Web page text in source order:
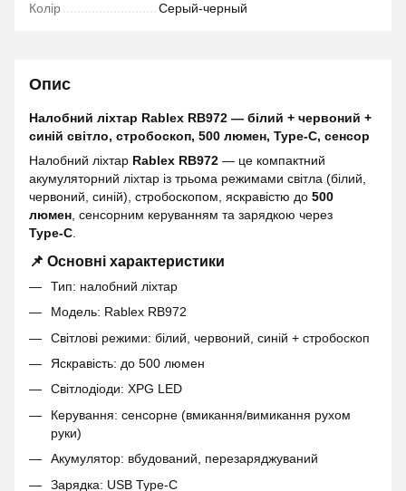
Колір Серый-черный
Опис
Налобний ліхтар Rablex RB972 — білий + червоний +
синій світло, стробоскоп, 500 люмен, Type‑C, сенсор
Налобний ліхтар Rablex RB972 — це компактний
акумуляторний ліхтар із трьома режимами світла (білий,
червоний, синій), стробоскопом, яскравістю до 500
люмен , сенсорним керуванням та зарядкою через
Type‑C
📌 Основні характеристики
Тип: налобний ліхтар
Модель: Rablex RB972
Світлові режими: білий, червоний, синій + стробоскоп
Яскравість: до 500 люмен
Світлодіоди: XPG LED
Керування: сенсорне (вмикання/вимикання рухом
руки)
Акумулятор: вбудований, перезаряджуваний
Зарядка: USB Type‑C